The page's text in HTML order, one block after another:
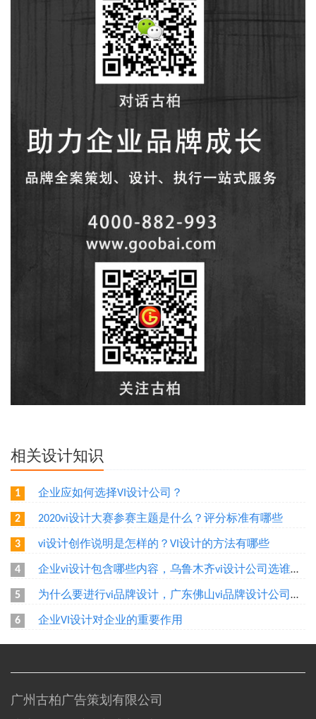
相关设计知识
1 企业应如何选择VI设计公司？
2 2020vi设计大赛参赛主题是什么？评分标准有哪些
3 vi设计创作说明是怎样的？VI设计的方法有哪些
4 企业vi设计包含哪些内容，乌鲁木齐vi设计公司选谁好？
5 为什么要进行vi品牌设计，广东佛山vi品牌设计公司选谁好？
6 企业VI设计对企业的重要作用
广州古柏广告策划有限公司